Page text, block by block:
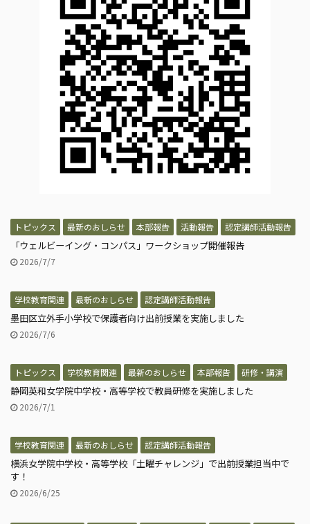
トピックス 最新のおしらせ 本部報告 活動報告 認定講師活動報告
「ウェルビーイング・コンパス」ワークショップ開催報告
2026/7/7
学校教育関連 最新のおしらせ 認定講師活動報告
墨田区立外手小学校で保護者向け出前授業を実施しました
2026/7/6
トピックス 学校教育関連 最新のおしらせ 本部報告 研修・講演
静岡英和女学院中学校・高等学校で教員研修を実施しました
2026/7/1
学校教育関連 最新のおしらせ 認定講師活動報告
横浜女学院中学校・高等学校「土曜チャレンジ」で出前授業担当中で
す！
2026/6/25